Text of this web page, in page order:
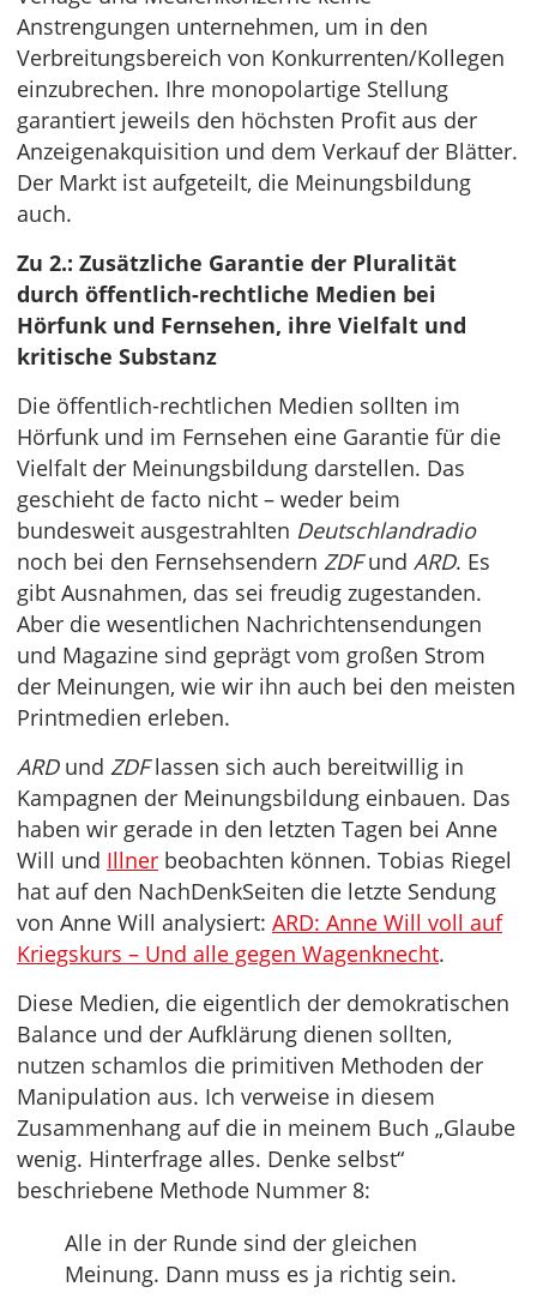
Anstrengungen unternehmen, um in den
Verbreitungsbereich von Konkurrenten/Kollegen
einzubrechen. Ihre monopolartige Stellung
garantiert jeweils den höchsten Profit aus der
Anzeigenakquisition und dem Verkauf der Blätter.
Der Markt ist aufgeteilt, die Meinungsbildung
auch.
Zu 2.: Zusätzliche Garantie der Pluralität
durch öffentlich-rechtliche Medien bei
Hörfunk und Fernsehen, ihre Vielfalt und
kritische Substanz
Die öffentlich-rechtlichen Medien sollten im
Hörfunk und im Fernsehen eine Garantie für die
Vielfalt der Meinungsbildung darstellen. Das
geschieht de facto nicht – weder beim
bundesweit ausgestrahlten Deutschlandradio
noch bei den Fernsehsendern ZDFund ARD. Es
gibt Ausnahmen, das sei freudig zugestanden.
Aber die wesentlichen Nachrichtensendungen
und Magazine sind geprägt vom großen Strom
der Meinungen, wie wir ihn auch bei den meisten
Printmedien erleben.
ARDund ZDFlassen sich auch bereitwillig in
Kampagnen der Meinungsbildung einbauen. Das
haben wir gerade in den letzten Tagen bei Anne
Will und Illner beobachten können. Tobias Riegel
hat auf den NachDenkSeiten die letzte Sendung
von Anne Will analysiert: ARD: Anne Will voll auf
Kriegskurs – Und alle gegen Wagenknecht.
Diese Medien, die eigentlich der demokratischen
Balance und der Aufklärung dienen sollten,
nutzen schamlos die primitiven Methoden der
Manipulation aus. Ich verweise in diesem
Zusammenhang auf die in meinem Buch „Glaube
wenig. Hinterfrage alles. Denke selbst“
beschriebene Methode Nummer 8:
Alle in der Runde sind der gleichen
Meinung. Dann muss es ja richtig sein.